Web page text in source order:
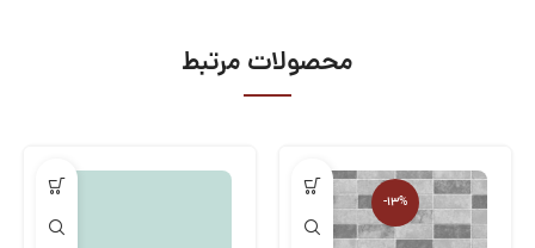
محصولات مرتبط
-13%